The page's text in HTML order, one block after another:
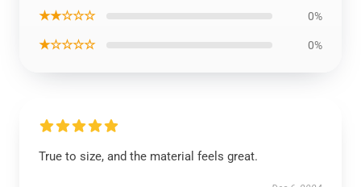
★★☆☆☆ 0%
★☆☆☆☆ 0%
True to size, and the material feels great.